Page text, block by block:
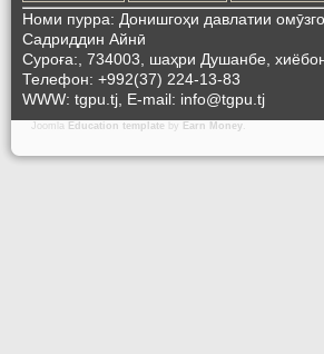
Номи пурра: Донишгоҳи давлатии
Садриддин Айнӣ
Суроға:, 734003, шаҳри Душанбе,
Телефон: +992(37) 224-13-83
WWW: tgpu.tj, E-mail: info@tgpu.tj
Joomla Education template by Earn Money